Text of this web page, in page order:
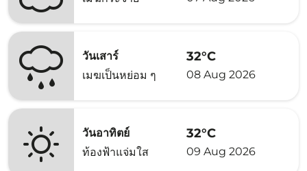
วันเสาร์
เมฆเป็นหย่อม ๆ
32°C
08 Aug 2026
วันอาทิตย์
ท้องฟ้าแจ่มใส
32°C
09 Aug 2026